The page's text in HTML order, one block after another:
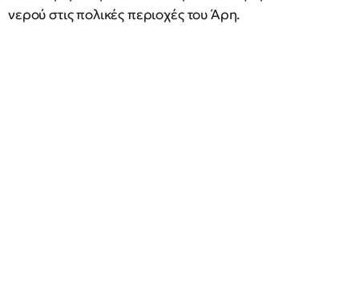
νερού στις πολικές περιοχές του Άρη.